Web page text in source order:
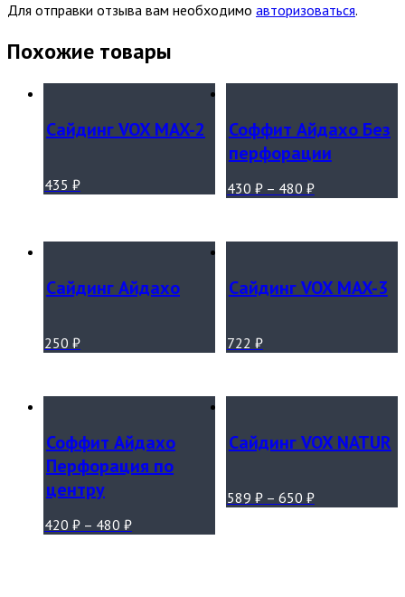
Для отправки отзыва вам необходимо авторизоваться.
Похожие товары
Сайдинг VOX MAX-2
435 ₽
Соффит Айдахо Без
перфорации
430 ₽– 480 ₽
Сайдинг Айдахо
250 ₽
Сайдинг VOX MAX-3
722 ₽
Соффит Айдахо
Перфорация по
центру
420 ₽ – 480 ₽
Сайдинг VOX NATUR
589 ₽– 650 ₽